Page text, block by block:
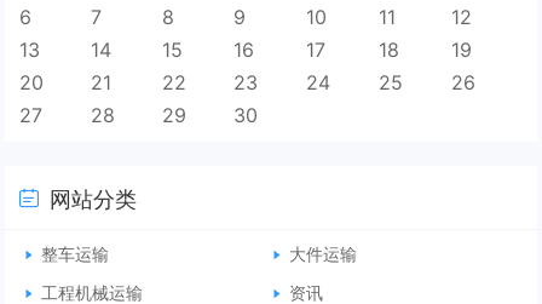
6
7 8 9 10 11
12
13
14 15 16 17 18
19
20
21 22 23 24 25
26
27
28 29 30
网站分类
整车运输
大件运输
工程机械运输
资讯